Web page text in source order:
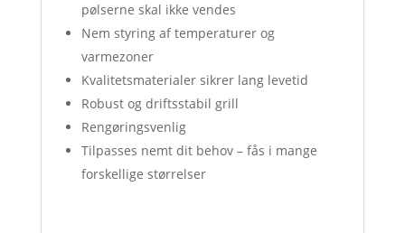
pølserne skal ikke vendes
Nem styring af temperaturer og
varmezoner
Kvalitetsmaterialer sikrer lang levetid
Robust og driftsstabil grill
Rengøringsvenlig
Tilpasses nemt dit behov – fås i mange
forskellige størrelser